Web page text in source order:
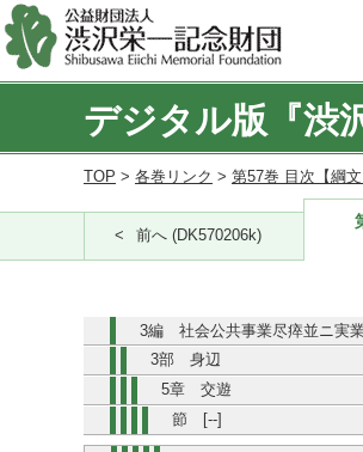
デジタル版『渋
TOP > 各巻リンク > 第57巻 目次【綱文
前へ (DK570206k)
3編 社会公共事業尽瘁並ニ実
3部 身辺
5章 交遊
節 [--]